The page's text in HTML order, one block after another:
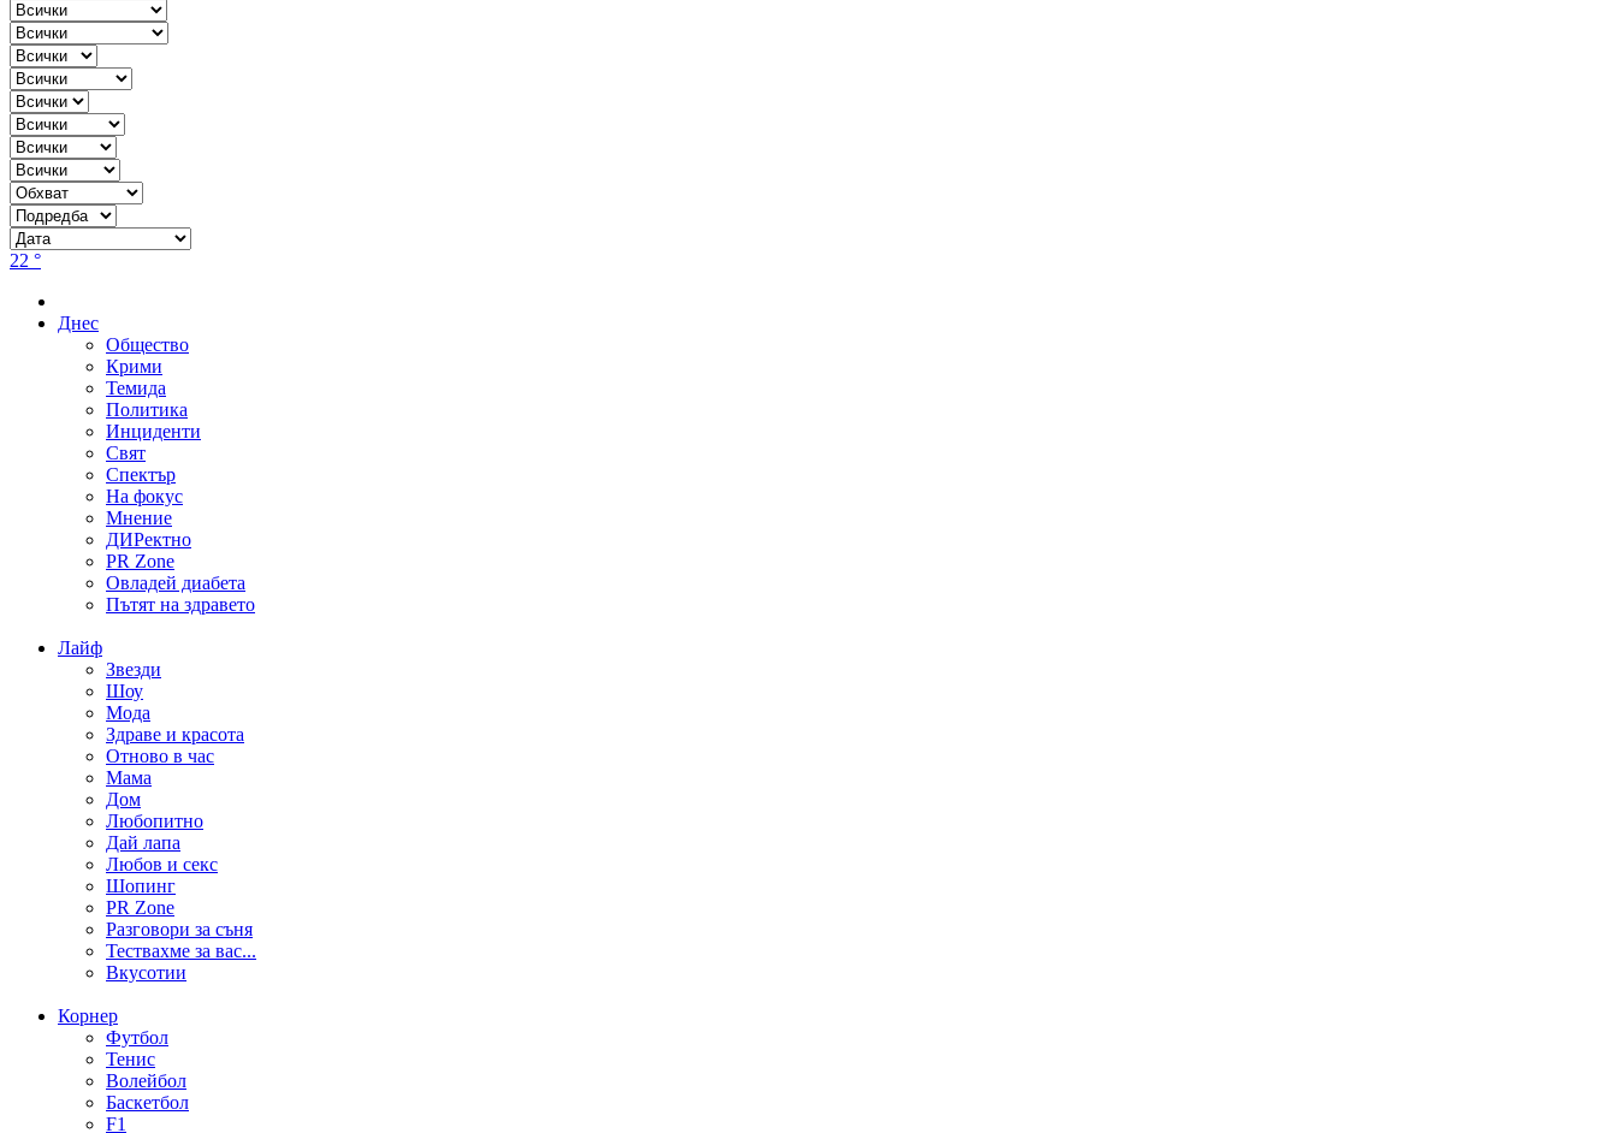
22 °
Днес
Общество
Крими
Темида
Политика
Инциденти
Свят
Спектър
На фокус
Мнение
ДИРектно
PR Zone
Овладей диабета
Пътят на здравето
Лайф
Звезди
Шоу
Мода
Здраве и красота
Отново в час
Мама
Дом
Любопитно
Дай лапа
Любов и секс
Шопинг
PR Zone
Разговори за съня
Тествахме за вас...
Вкусотии
Корнер
Футбол
Тенис
Волейбол
Баскетбол
F1